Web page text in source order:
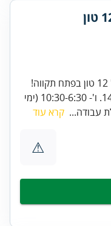
דרושים/ות נהגים לקו חלוקה רישיון ג' 12 טון בפתח תקווה!
ימים ושעות העבודה: א'-ה' 14:30-6:30. ו'- 10:30-6:30 (ימי
קרא עוד
⚠